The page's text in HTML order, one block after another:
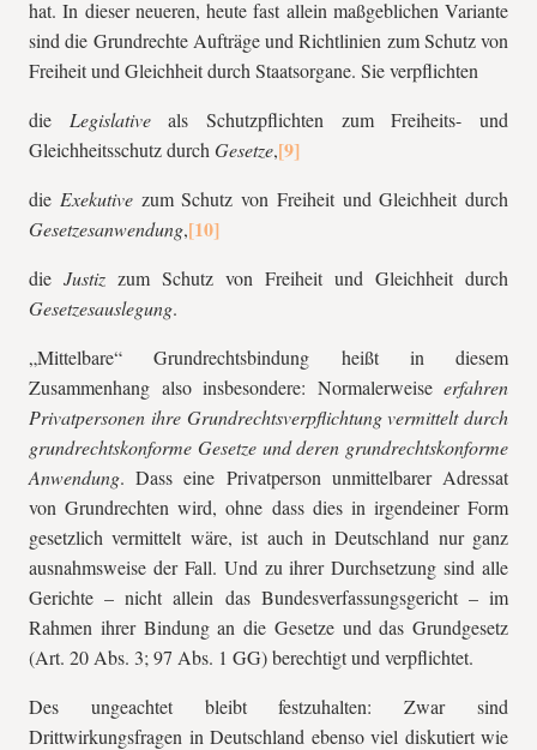
hat. In dieser neueren, heute fast allein maßgeblichen Variante
sind die Grundrechte Aufträge und Richtlinien zum Schutz von
Freiheit und Gleichheit durch Staatsorgane. Sie verpflichten
die Legislativeals Schutzpflichten zum Freiheits- und
Gleichheitsschutz durch Gesetze,
die Exekutivezum Schutz von Freiheit und Gleichheit durch
Gesetzesanwendung,
die Justiz zum Schutz von Freiheit und Gleichheit durch
Gesetzesauslegung.
„Mittelbare“ Grundrechtsbindung heißt in diesem
Zusammenhang also insbesondere: Normalerweise erfahren
Privatpersonen ihre Grundrechtsverpflichtung vermittelt durch
grundrechtskonforme Gesetze und deren grundrechtskonforme
Anwendung. Dass eine Privatperson unmittelbarer Adressat
von Grundrechten wird, ohne dass dies in irgendeiner Form
gesetzlich vermittelt wäre, ist auch in Deutschland nur ganz
ausnahmsweise der Fall. Und zu ihrer Durchsetzung sind alle
Gerichte – nicht allein das Bundesverfassungsgericht – im
Rahmen ihrer Bindung an die Gesetze und das Grundgesetz
(Art. 20 Abs. 3; 97 Abs. 1 GG) berechtigt und verpflichtet.
Des ungeachtet bleibt festzuhalten: Zwar sind
Drittwirkungsfragen in Deutschland ebenso viel diskutiert wie